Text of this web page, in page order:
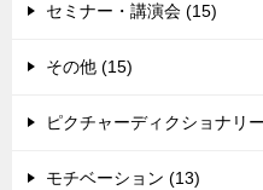
セミナー・講演会 (15)
その他 (15)
ピクチャーディクショナリ
モチベーション (13)